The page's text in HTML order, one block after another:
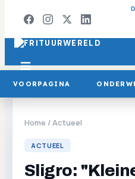
VOORPAGINA
Home /Actueel
ACTUEEL
Sligro: